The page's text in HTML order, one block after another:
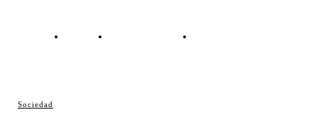
Sociedad
Contacto Política de cookies